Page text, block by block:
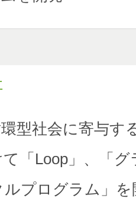
型社会に寄与す
「Loop」、「
ルプログラム」を